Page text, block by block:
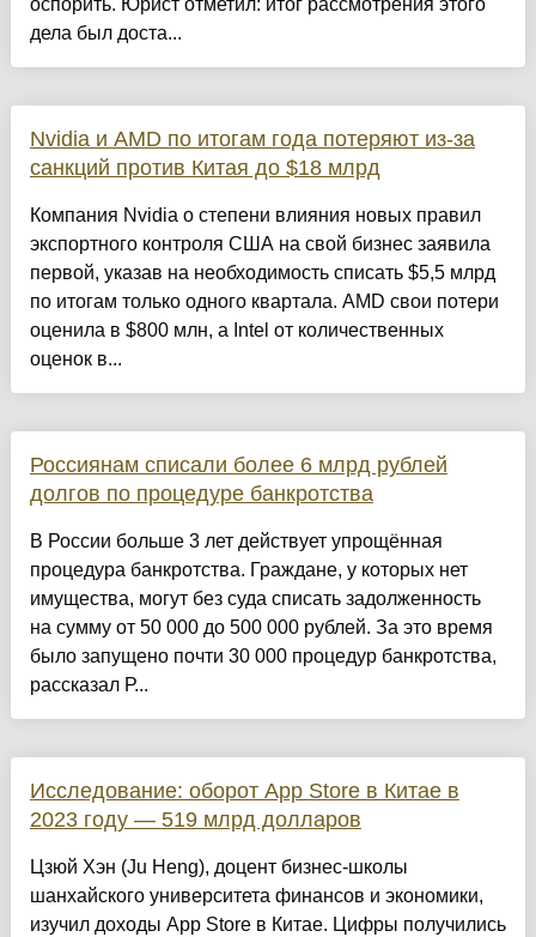
оспорить. Юрист отметил: итог рассмотрения этого
дела был доста...
Nvidia и AMD по итогам года потеряют из-за
санкций против Китая до $18 млрд
Компания Nvidia о степени влияния новых правил
экспортного контроля США на свой бизнес заявила
первой, указав на необходимость списать $5,5 млрд
по итогам только одного квартала. AMD свои потери
оценила в $800 млн, а Intel от количественных
оценок в...
Россиянам списали более 6 млрд рублей
долгов по процедуре банкротства
В России больше 3 лет действует упрощённая
процедура банкротства. Граждане, у которых нет
имущества, могут без суда списать задолженность
на сумму от 50 000 до 500 000 рублей. За это время
было запущено почти 30 000 процедур банкротства,
рассказал Р...
Исследование: оборот App Store в Китае в
2023 году — 519 млрд долларов
Цзюй Хэн (Ju Heng), доцент бизнес-школы
шанхайского университета финансов и экономики,
изучил доходы App Store в Китае. Цифры получились